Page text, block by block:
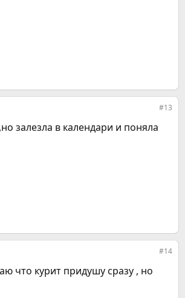
#13
залезла в календари и поняла
#14
что курит придушу сразу , но